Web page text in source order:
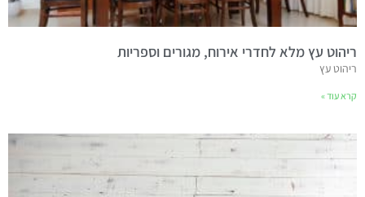
ריהוט עץ מלא לחדרי אירוח, מגורים וספריות
ריהוט עץ
קרא עוד »